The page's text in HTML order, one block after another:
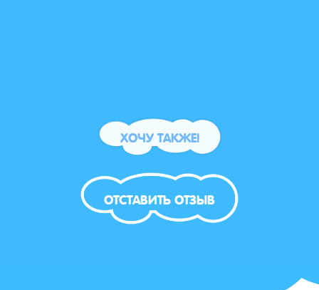
ХОЧУ ТАКЖЕ!
ОТСТАВИТЬ ОТЗЫВ